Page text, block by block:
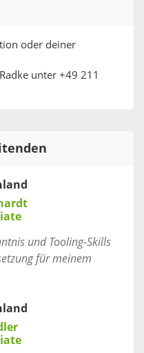
oder deiner
unter +49 211
und Tooling-Skills
für meinem